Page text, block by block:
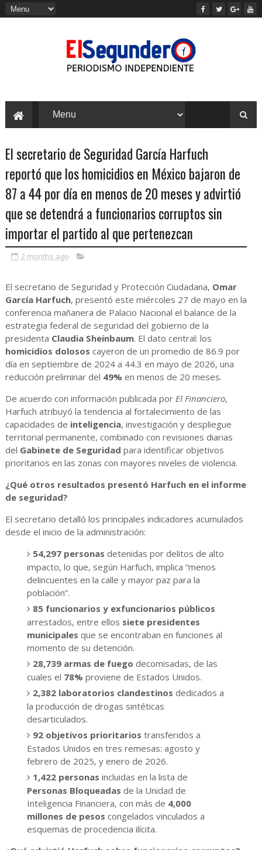
El secretario de Seguridad García Harfuch
reportó que los homicidios en México bajaron de
87 a 44 por día en menos de 20 meses y advirtió
que se detendrá a funcionarios corruptos sin
importar el partido al que pertenezcan
2 months ago
El secretario de Seguridad y Protección Ciudadana, Omar
García Harfuch, presentó este miércoles 27 de mayo en la
conferencia mañanera de Palacio Nacional el balance de la
estrategia federal de seguridad del gobierno de la
presidenta Claudia Sheinbaum. El dato central: los
homicidios dolosos cayeron de un promedio de 86.9 por
día en septiembre de 2024 a 44.3 en mayo de 2026, una
reducción preliminar del 49% en menos de 20 meses.
De acuerdo con información publicada por El Financiero,
Harfuch atribuyó la tendencia al fortalecimiento de las
capacidades de inteligencia, investigación y despliegue
territorial permanente, combinado con revisiones diarias
del Gabinete de Seguridad para identificar objetivos
prioritarios en las zonas con mayores niveles de violencia.
¿Qué otros resultados presentó Harfuch en el informe
de seguridad?
El secretario detalló los principales indicadores acumulados
desde el inicio de la administración:
54,297 personas detenidas por delitos de alto
impacto, lo que, según Harfuch, implica “menos
delincuentes en la calle y mayor paz para la
población”.
85 funcionarios y exfuncionarios públicos
arrestados, entre ellos siete presidentes
municipales que se encontraban en funciones al
momento de su detención.
28,739 armas de fuego decomisadas, de las
cuales el 78% proviene de Estados Unidos.
2,382 laboratorios clandestinos dedicados a
la producción de drogas sintéticas
desarticulados.
92 objetivos prioritarios transferidos a
Estados Unidos en tres remesas: agosto y
febrero de 2025, y enero de 2026.
1,422 personas incluidas en la lista de
Personas Bloqueadas de la Unidad de
Inteligencia Financiera, con más de 4,000
millones de pesos congelados vinculados a
esquemas de procedencia ilícita.